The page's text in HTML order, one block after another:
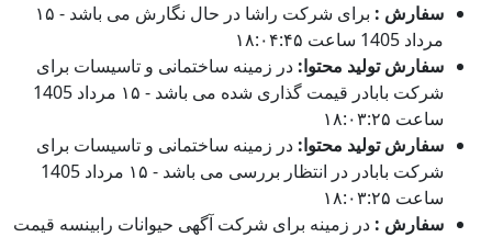
سفارش :
برای شرکت راشا در حال نگارش می باشد - ۱۵
مرداد 1405 ساعت ۱۸:۰۴:۴۵
سفارش تولید محتوا: در زمینه ساختمانی و تاسیسات برای
شرکت بابادر قیمت گذاری شده می باشد - ۱۵ مرداد 1405
ساعت ۱۸:۰۳:۲۵
سفارش تولید محتوا: در زمینه ساختمانی و تاسیسات برای
شرکت بابادر در انتظار بررسی می باشد - ۱۵ مرداد 1405
ساعت ۱۸:۰۳:۲۵
سفارش : در زمینه برای شرکت آگهی حیوانات رابینسه قیمت